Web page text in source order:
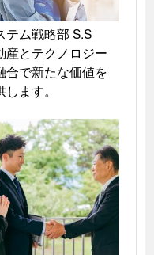
テム戦略部 S.S
産とテクノロジー
合で新たな価値を
します。